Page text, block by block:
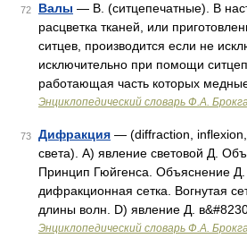
72 Валы — В. (ситцепечатные). В
расцветка тканей, или
ситцев, производится если не
исключительно при помощи
работающая часть которых
Энциклопедический словарь Ф.А.
73 Дифракция — (diffraction,
света). А) явление световой Д.
Принцип Гюйгенса. Объяснение
дифракционная сетка. Вогнутая
длины волн. D) явление Д.
Энциклопедический словарь Ф.А.